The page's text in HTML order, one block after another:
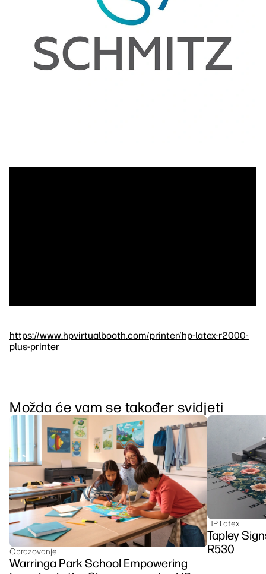
https://www.hpvirtualbooth.com/printer/hp-latex-r2000-
plus-printer
Možda će vam se također svidjeti
Obrazovanje
Warringa Park School Empowering
HP Latex
Tapley
R530